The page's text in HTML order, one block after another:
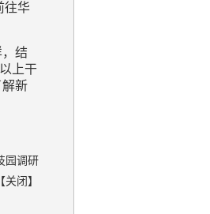
往华
结
上干
新
园调研
【关闭 】